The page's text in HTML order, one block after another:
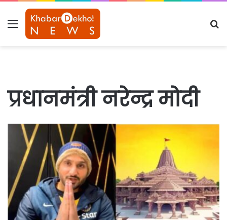
Menu
प्रधानमंत्री नरेन्द्र मोदी